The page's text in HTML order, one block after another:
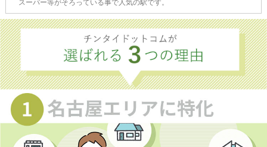
スーパー等がそろっている事で人気の駅です。